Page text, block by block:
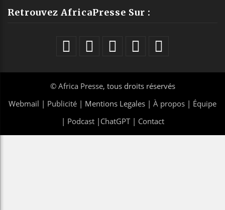
Retrouvez AfricaPresse Sur :
© Africa Presse, tous droits réservés
Webmail | Publicité | Mentions Legales | À propos | Équipe
| Podcast| ChatGPT| Contact